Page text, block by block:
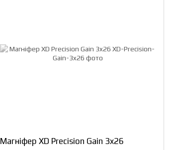
Магніфер XD Precision Gain 3x26